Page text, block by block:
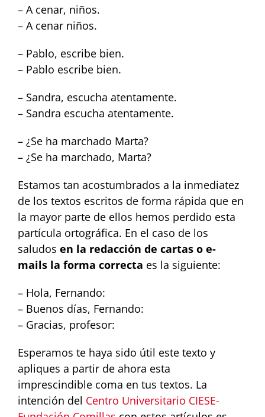
– A cenar, niños.
– A cenar niños.
– Pablo, escribe bien.
– Pablo escribe bien.
– Sandra, escucha atentamente.
– Sandra escucha atentamente.
– ¿Se ha marchado Marta?
– ¿Se ha marchado, Marta?
Estamos tan acostumbrados a la inmediatez
de los textos escritos de forma rápida que en
la mayor parte de ellos hemos perdido esta
partícula ortográfica. En el caso de los
saludos en la redacción de cartas o e-
mails la forma correcta es la siguiente:
– Hola, Fernando:
– Buenos días, Fernando:
– Gracias, profesor:
Esperamos te haya sido útil este texto y
apliques a partir de ahora esta
imprescindible coma en tus textos. La
intención del Centro Universitario CIESE-